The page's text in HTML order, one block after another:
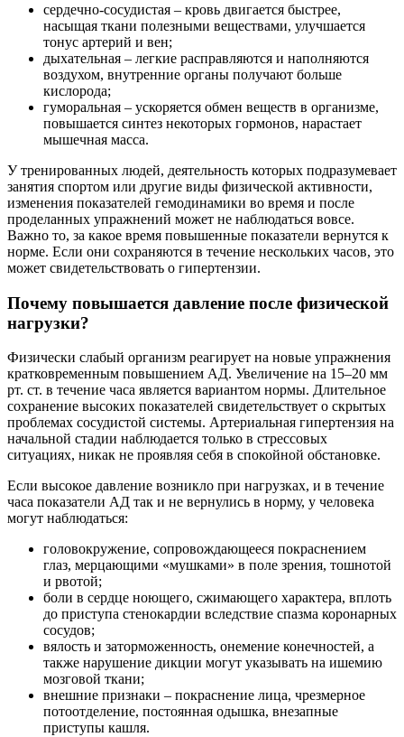
сердечно-сосудистая – кровь двигается быстрее,
насыщая ткани полезными веществами, улучшается
тонус артерий и вен;
дыхательная – легкие расправляются и наполняются
воздухом, внутренние органы получают больше
кислорода;
гуморальная – ускоряется обмен веществ в организме,
повышается синтез некоторых гормонов, нарастает
мышечная масса.
У тренированных людей, деятельность которых подразумевает
занятия спортом или другие виды физической активности,
изменения показателей гемодинамики во время и после
проделанных упражнений может не наблюдаться вовсе.
Важно то, за какое время повышенные показатели вернутся к
норме. Если они сохраняются в течение нескольких часов, это
может свидетельствовать о гипертензии.
Почему повышается давление после физической
нагрузки?
Физически слабый организм реагирует на новые упражнения
кратковременным повышением АД. Увеличение на 15–20 мм
рт. ст. в течение часа является вариантом нормы. Длительное
сохранение высоких показателей свидетельствует о скрытых
проблемах сосудистой системы. Артериальная гипертензия на
начальной стадии наблюдается только в стрессовых
ситуациях, никак не проявляя себя в спокойной обстановке.
Если высокое давление возникло при нагрузках, и в течение
часа показатели АД так и не вернулись в норму, у человека
могут наблюдаться:
головокружение, сопровождающееся покраснением
глаз, мерцающими «мушками» в поле зрения, тошнотой
и рвотой;
боли в сердце ноющего, сжимающего характера, вплоть
до приступа стенокардии вследствие спазма коронарных
сосудов;
вялость и заторможенность, онемение конечностей, а
также нарушение дикции могут указывать на ишемию
мозговой ткани;
внешние признаки – покраснение лица, чрезмерное
потоотделение, постоянная одышка, внезапные
приступы кашля.